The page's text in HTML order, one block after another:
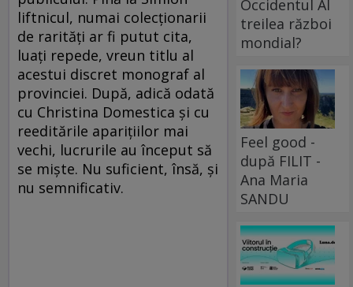
liftnicul, numai colecționarii
de rarități ar fi putut cita,
luați repede, vreun titlu al
acestui discret monograf al
provinciei. După, adică odată
cu Christina Domestica și cu
reeditările aparițiilor mai
vechi, lucrurile au început să
se miște. Nu suficient, însă, și
nu semnificativ.
Occidentul Al
treilea război
mondial?
Feel good -
după FILIT -
Ana Maria
SANDU